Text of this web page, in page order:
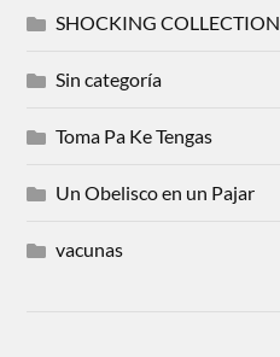
SHOCKING COLLECTION
Sin categoría
Toma Pa Ke Tengas
Un Obelisco en un Pajar
vacunas